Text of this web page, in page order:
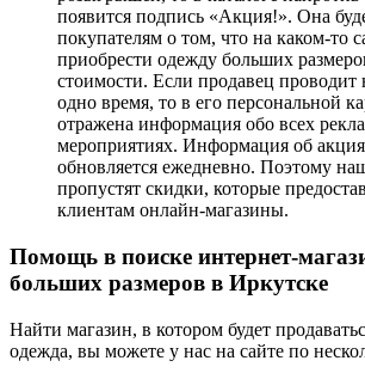
появится подпись «Акция!». Она
покупателям о том, что на каком-то
приобрести одежду больших
стоимости. Если продавец проводит
одно время, то в его персональной
отражена информация обо всех
мероприятиях. Информация об
обновляется ежедневно. Поэтому
пропустят скидки, которые
клиентам онлайн-магазины.
Помощь в поиске интернет-
больших размеров в Иркутске
Найти магазин, в котором будет
одежда, вы можете у нас на сайте по